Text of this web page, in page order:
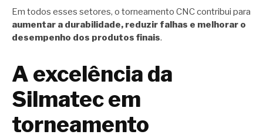
Em todos esses setores, o torneamento CNC contribui para
aumentar a durabilidade, reduzir falhas e melhorar o
desempenho dos produtos finais.
A excelência da
Silmatec em
torneamento